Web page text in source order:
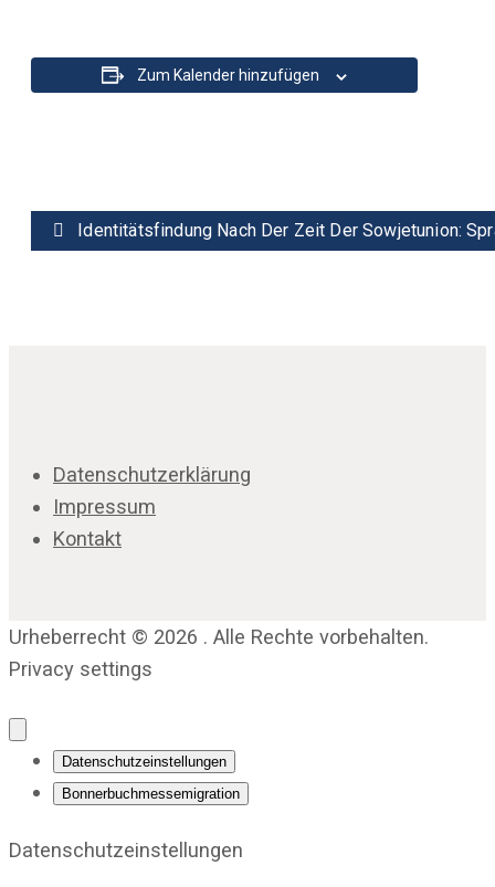
Zum Kalender hinzufügen
Veranstaltung
Identitätsfindung Nach Der Zeit Der Sowjetunion:
Datenschutzerklärung
Impressum
Kontakt
Urheberrecht © 2026 . Alle Rechte vorbehalten.
Privacy settings
Datenschutzeinstellungen
Bonnerbuchmessemigration
Datenschutzeinstellungen